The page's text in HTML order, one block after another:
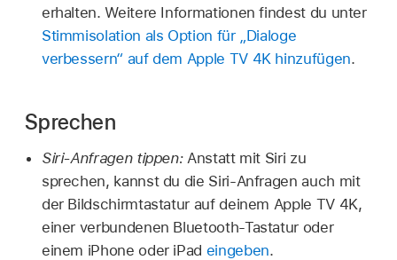
erhalten. Weitere Informationen findest du unter
Stimmisolation als Option für „Dialoge
verbessern“ auf dem Apple TV 4Khinzufügen.
Sprechen
Siri-Anfragen tippen:Anstatt mit Siri zu
sprechen, kannst du die Siri-Anfragen auch mit
der Bildschirmtastatur auf deinem Apple TV 4K,
einer verbundenen Bluetooth-Tastatur oder
einem iPhone oder iPad eingeben.